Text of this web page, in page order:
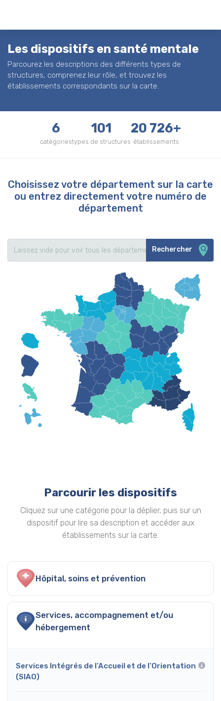
Les dispositifs en santé mentale
Parcourez les descriptions des différents types de
structures, comprenez leur rôle, et trouvez les
établissements correspondants sur la carte.
6
catégories
101
types de structures
20 726+
établissements
Choisissez votre département sur la carte
ou entrez directement votre numéro de
département
Rechercher
Parcourir les dispositifs
Cliquez sur une catégorie pour la déplier, puis sur un
dispositif pour lire sa description et accéder aux
établissements sur la carte.
Hôpital, soins et prévention
Services, accompagnement et/ou
hébergement
Services Intégrés de l’Accueil et de l’Orientation
(SIAO)